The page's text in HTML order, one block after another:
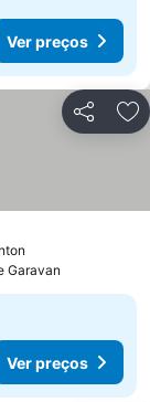
Ver preços
Partilhar
Garavan
Ver preços